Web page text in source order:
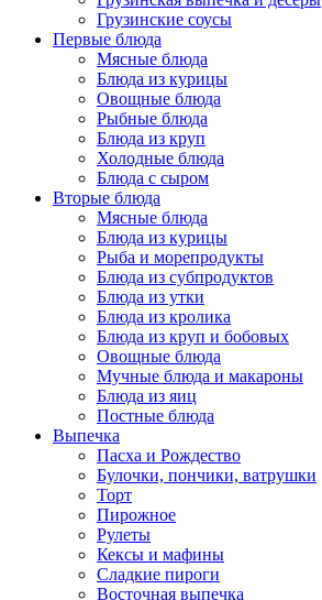
Грузинские соусы
Первые блюда
Мясные блюда
Блюда из курицы
Овощные блюда
Рыбные блюда
Блюда из круп
Холодные блюда
Блюда с сыром
Вторые блюда
Мясные блюда
Блюда из курицы
Рыба и морепродукты
Блюда из субпродуктов
Блюда из утки
Блюда из кролика
Блюда из круп и бобовых
Овощные блюда
Мучные блюда и макароны
Блюда из яиц
Постные блюда
Выпечка
Пасха и Рождество
Булочки, пончики, ватрушки
Торт
Пирожное
Рулеты
Кексы и мафины
Сладкие пироги
Восточная выпечка